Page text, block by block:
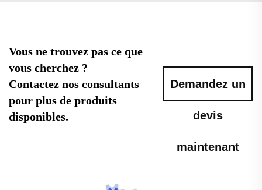
Vous ne trouvez pas ce que
vous cherchez ?
Contactez nos consultants
pour plus de produits
disponibles.
Demandez un
devis
maintenant